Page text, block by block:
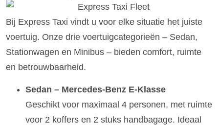
Bij Express Taxi vindt u voor elke situatie het juiste
voertuig. Onze drie voertuigcategorieën – Sedan,
Stationwagen en Minibus – bieden comfort, ruimte
en betrouwbaarheid.
Sedan – Mercedes-Benz E-Klasse
Geschikt voor maximaal 4 personen, met ruimte
voor 2 koffers en 2 stuks handbagage. Ideaal